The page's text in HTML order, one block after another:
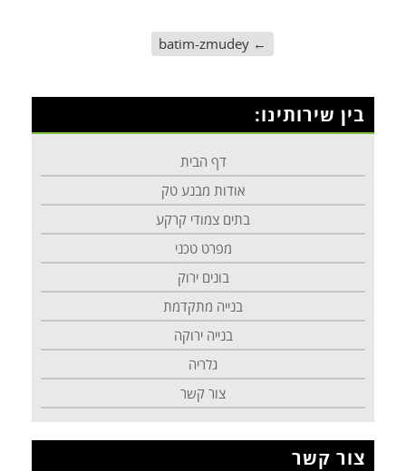
←
batim-zmudey
בין שירותינו:
דף הבית
אודות מבנע טק
בתים צמודי קרקע
מפרט טכני
בונים ירוק
בנייה מתקדמת
בנייה ירוקה
גלריה
צור קשר
צור קשר